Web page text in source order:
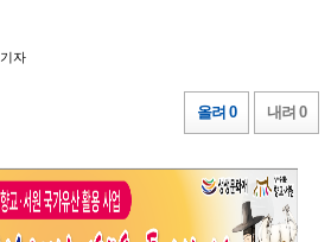
기자
올려 0 내려 0